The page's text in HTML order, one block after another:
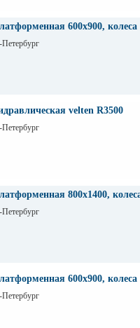
600х900,
velten R3500
800х1400,
600х900,